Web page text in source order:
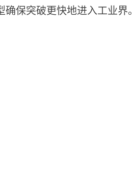
保突破更快地进入工业界。